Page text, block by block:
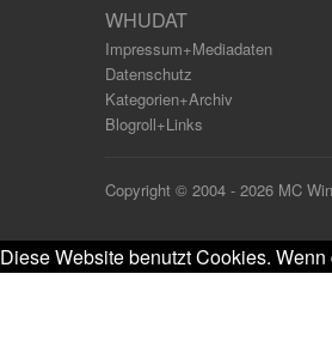
WHUDAT
Impressum+Mediadaten
Datenschutz
Kategorien+Archiv
Blogroll+Links
Copyright © 2004 - 2026 MC
Diese Website benutzt Cookies.